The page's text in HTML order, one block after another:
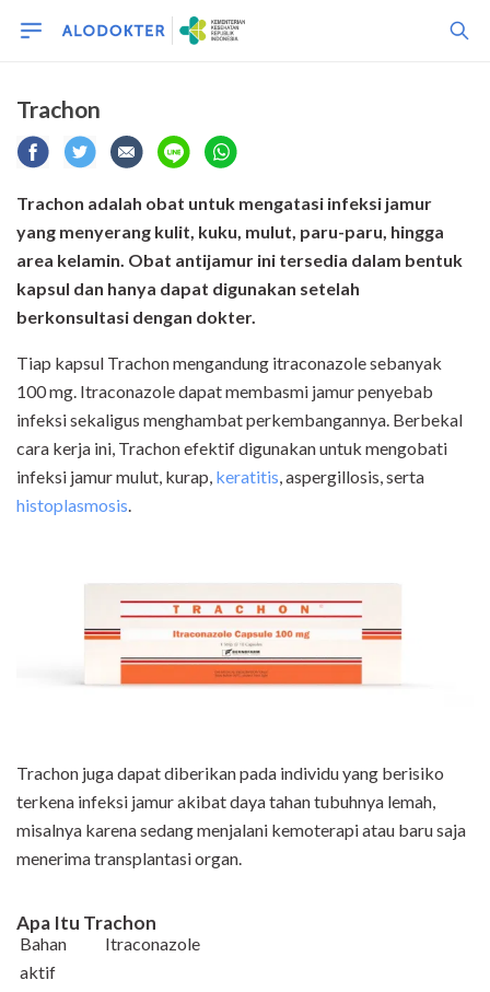
Trachon
Trachon adalah obat untuk mengatasi infeksi jamur
yang menyerang kulit, kuku, mulut, paru-paru, hingga
area kelamin. Obat antijamur ini tersedia dalam bentuk
kapsul dan hanya dapat digunakan setelah
berkonsultasi dengan dokter.
Tiap kapsul Trachon mengandung itraconazole sebanyak
100 mg. Itraconazole dapat membasmi jamur penyebab
infeksi sekaligus menghambat perkembangannya. Berbekal
cara kerja ini, Trachon efektif digunakan untuk mengobati
infeksi jamur mulut, kurap, keratitis, aspergillosis, serta
histoplasmosis.
Trachon juga dapat diberikan pada individu yang berisiko
terkena infeksi jamur akibat daya tahan tubuhnya lemah,
misalnya karena sedang menjalani kemoterapi atau baru saja
menerima transplantasi organ.
Apa Itu Trachon
Bahan
aktif
Itraconazole